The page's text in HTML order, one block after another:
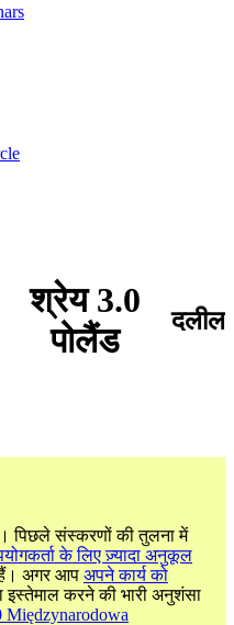
श्रेय 3.0
पोलैंड
दलील
पिछले संस्करणों की तुलना में
के लिए ज़्यादा अनुकूल
अगर आप अपने कार्य को
करने की भारी अनुशंसा
Międzynarodowa